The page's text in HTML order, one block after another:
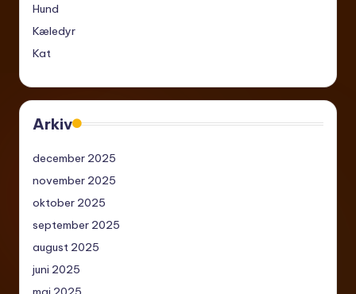
Hund
Kæledyr
Kat
Arkiv
december 2025
november 2025
oktober 2025
september 2025
august 2025
juni 2025